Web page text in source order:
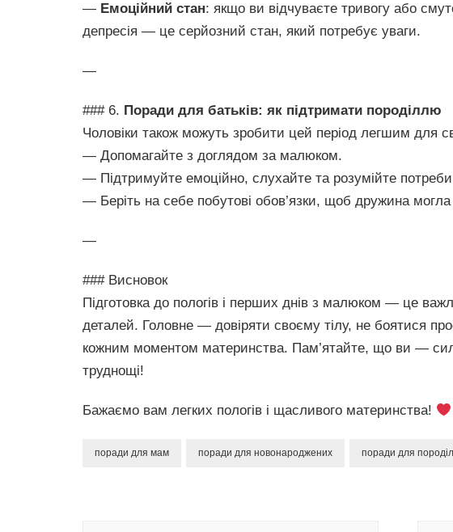
— Емоційний стан: якщо ви відчуваєте тривогу або
депресія — це серйозний стан, який потребує уваги.
—
### 6. Поради для батьків: як підтримати породіллю
Чоловіки також можуть зробити цей період легшим для
— Допомагайте з доглядом за малюком.
— Підтримуйте емоційно, слухайте та розумійте потреби
— Беріть на себе побутові обов’язки, щоб дружина могла
—
### Висновок
Підготовка до пологів і перших днів з малюком — це
деталей. Головне — довіряти своєму тілу, не боятися
кожним моментом материнства. Пам’ятайте, що ви —
труднощі!
Бажаємо вам легких пологів і щасливого материнства!
поради для мам поради для новонароджених поради для